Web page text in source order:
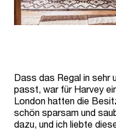
Dass das Regal in sehr
passt, war für Harvey
London hatten die
schön sparsam und
dazu, und ich liebte